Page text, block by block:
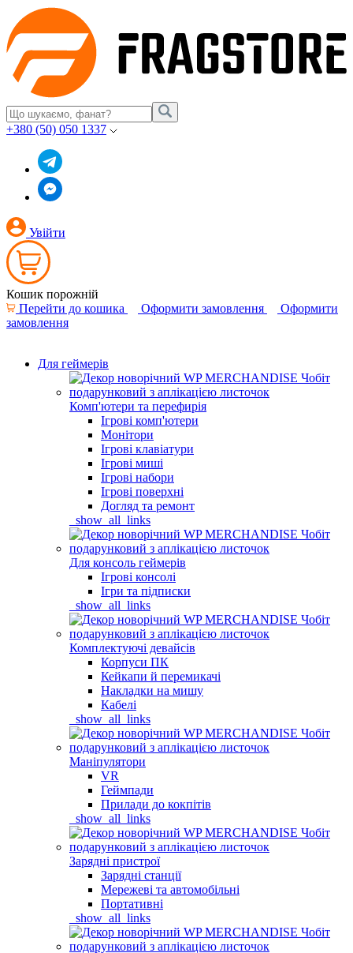
+380 (50) 050 1337
Увійти
Кошик порожній
Перейти до кошика
Оформити замовлення
Оформити
замовлення
Для геймерів
Комп'ютери та перефирія
Ігрові комп'ютери
Монітори
Ігрові клавіатури
Ігрові миші
Ігрові набори
Ігрові поверхні
Догляд та ремонт
_show_all_links
Для консоль геймерів
Ігрові консолі
Ігри та підписки
_show_all_links
Комплектуючі девайсів
Корпуси ПК
Кейкапи й перемикачі
Накладки на мишу
Кабелі
_show_all_links
Маніпулятори
VR
Геймпади
Прилади до кокпітів
_show_all_links
Зарядні пристрої
Зарядні станції
Мережеві та автомобільні
Портативні
_show_all_links